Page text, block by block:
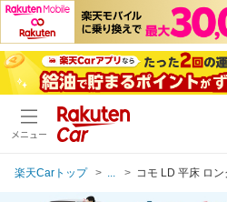
メニュー
楽天Carトップ コモ LD 平床 ロン